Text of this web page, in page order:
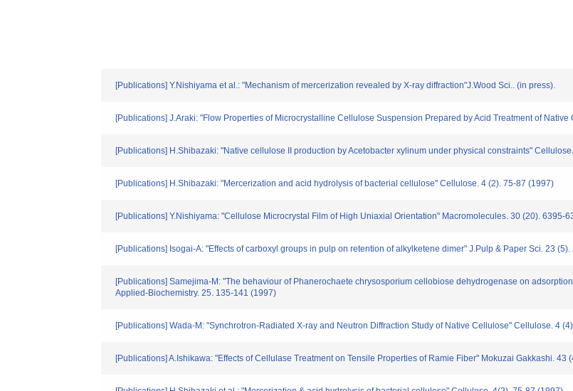
[Publications] Y.Nishiyama et al.: "Mechanism of mercerization revealed by X-ray diffraction"J.Wood Sci.. (in press).
[Publications] J.Araki: "Flow Properties of Microcrystalline Cellulose Suspension Prepared by Acid Treatment of
[Publications] H.Shibazaki: "Native cellulose II production by Acetobacter xylinum under physical constraints"
[Publications] H.Shibazaki: "Mercerization and acid hydrolysis of bacterial cellulose" Cellulose. 4 (2). 75-87 (1997)
[Publications] Y.Nishiyama: "Cellulose Microcrystal Film of High Uniaxial Orientation" Macromolecules. 30 (20). 6395-
[Publications] Isogai-A: "Effects of carboxyl groups in pulp on retention of alkylketene dimer" J.Pulp & Paper Sci. 23
[Publications] Samejima-M: "The behaviour of Phanerochaete chrysosporium cellobiose dehydrogenase on
Applied-Biochemistry. 25. 135-141 (1997)
[Publications] Wada-M: "Synchrotron-Radiated X-ray and Neutron Diffraction Study of Native Cellulose" Cellulose. 4
[Publications] A.Ishikawa: "Effects of Cellulase Treatment on Tensile Properties of Ramie Fiber" Mokuzai Gakkashi. 43